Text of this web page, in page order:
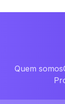
Quem somos